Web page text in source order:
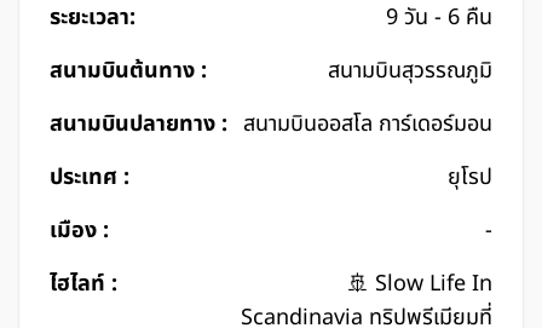
ระยะเวลา:
9 วัน - 6 คืน
สนามบินต้นทาง :
สนามบินสุวรรณภูมิ
สนามบินปลายทาง : สนามบินออสโล การ์เดอร์มอน
ประเทศ :
ยุโรป
เมือง :
-
ไฮไลท์ :
🚢 Slow Life In
Scandinavia ทริปพรีเมียมที่